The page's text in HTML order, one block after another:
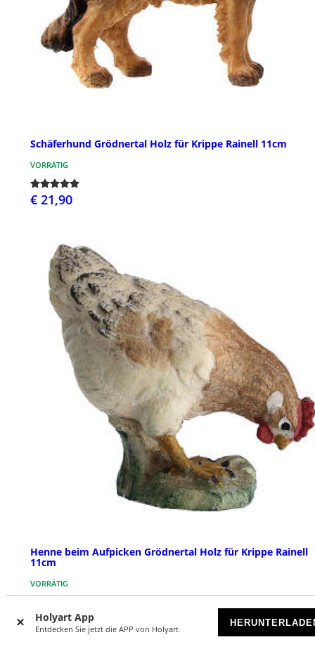
Holyart App
Entdecken Sie jetzt die APP von Holyart
Schäferhund Grödnertal Holz für Krippe Rainell 11cm
VORRÄTIG
€ 21,90
Henne beim Aufpicken Grödnertal Holz für Krippe Rainell
11cm
VORRÄTIG
€ 15,90